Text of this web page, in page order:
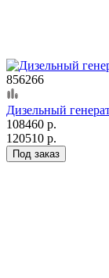
856266
Дизельный
108460 р.
120510 р.
Под заказ